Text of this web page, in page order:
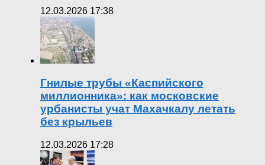
12.03.2026 17:38
Гнилые трубы «Каспийского
миллионника»: как московские
урбанисты учат Махачкалу летать
без крыльев
12.03.2026 17:28